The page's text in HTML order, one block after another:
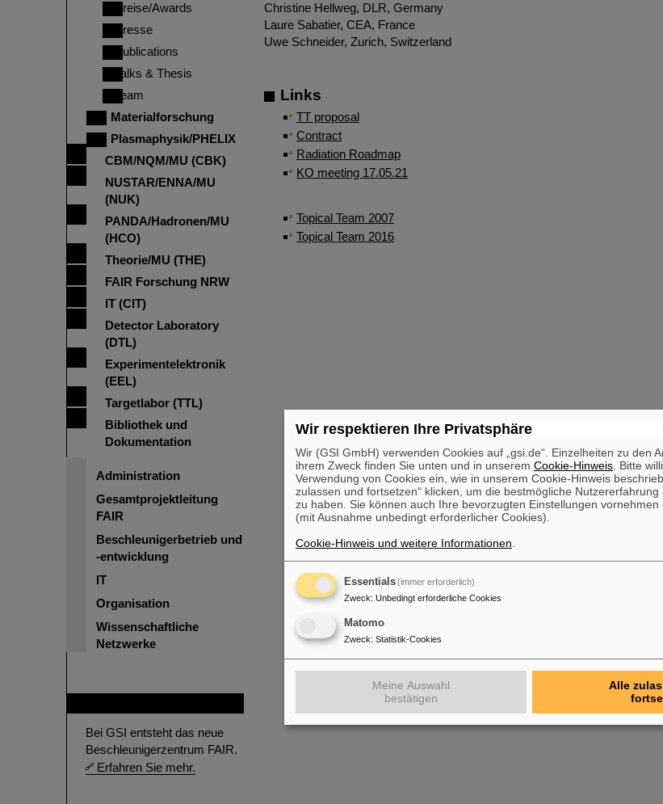
Preise/Awards
Presse
Publications
Talks & Thesis
Team
Materialforschung
Plasmaphysik/PHELIX
CBM/NQM/MU (CBK)
NUSTAR/ENNA/MU
(NUK)
PANDA/Hadronen/MU
(HCO)
Theorie/MU (THE)
FAIR Forschung NRW
IT (CIT)
Detector Laboratory
(DTL)
Experimentelektronik
(EEL)
Targetlabor (TTL)
Bibliothek und
Dokumentation
Administration
Gesamtprojektleitung
FAIR
Beschleunigerbetrieb und
-entwicklung
IT
Organisation
Wissenschaftliche
Netzwerke
Bei GSI entsteht das neue
Beschleunigerzentrum FAIR.
Erfahren Sie mehr.
Christine Hellweg, DLR, Germany
Laure Sabatier, CEA, France
Uwe Schneider, Zurich, Switzerland
Links
TT proposal
Contract
Radiation Roadmap
KO meeting 17.05.21
Topical Team 2007
Topical Team 2016
Wir respektieren Ihre Privatsphäre
Wir (GSI GmbH) verwenden Cookies auf „gsi.de“. Einzelheiten zu den
ihrem Zweck finden Sie unten und in unserem Cookie-Hinweis . Bitte
Verwendung von Cookies ein, wie in unserem Cookie-Hinweis
zulassen und fortsetzen“ klicken, um die bestmögliche
zu haben. Sie können auch Ihre bevorzugten Einstellungen
(mit Ausnahme unbedingt erforderlicher Cookies).
Cookie-Hinweis und weitere Informationen
Essentials(immer erforderlich)
Zweck: Unbedingt erforderliche Cookies
Matomo
Zweck: Statistik-Cookies
Meine Auswahl
bestätigen
Alle